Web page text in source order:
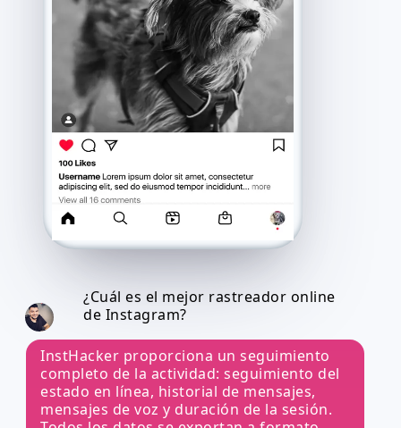
¿Cuál es el mejor rastreador online
de Instagram?
InstHacker proporciona un seguimiento
completo de la actividad: seguimiento del
estado en línea, historial de mensajes,
mensajes de voz y duración de la sesión.